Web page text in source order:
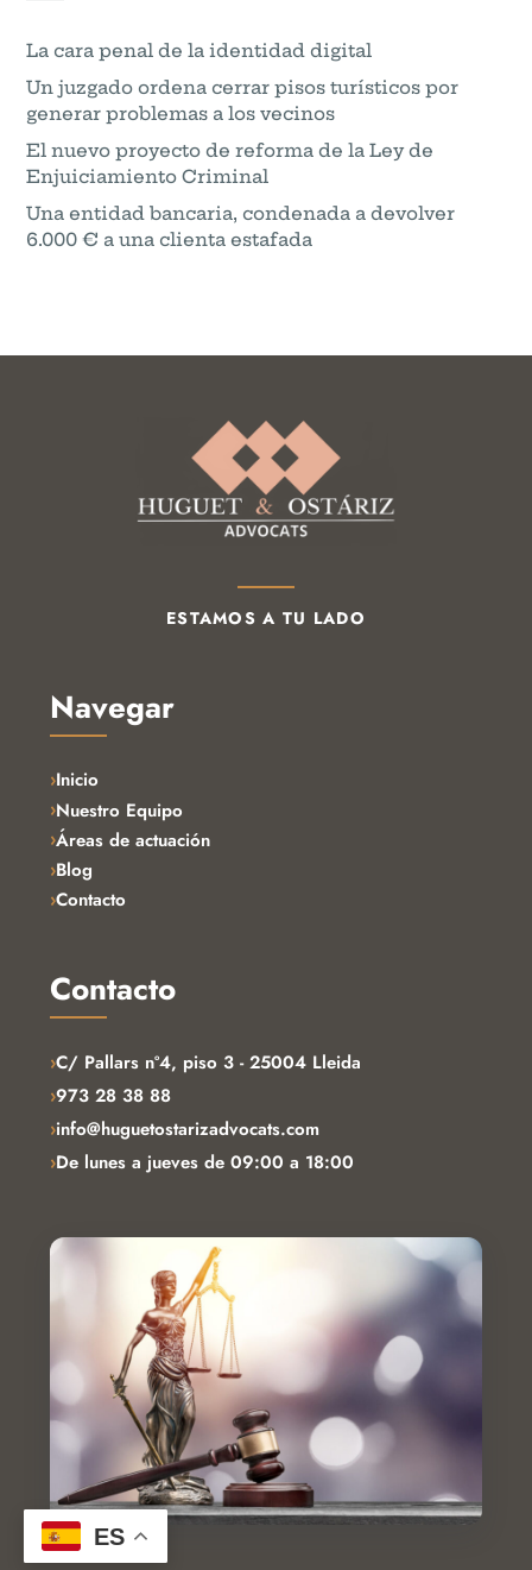
La cara penal de la identidad digital
Un juzgado ordena cerrar pisos turísticos por
generar problemas a los vecinos
El nuevo proyecto de reforma de la Ley de
Enjuiciamiento Criminal
Una entidad bancaria, condenada a devolver
6.000 € a una clienta estafada
ESTAMOS A TU LADO
Navegar
Inicio
Nuestro Equipo
Áreas de actuación
Blog
Contacto
Contacto
›C/ Pallars nº4, piso 3 - 25004 Lleida
›973 28 38 88
›info@huguetostarizadvocats.com
›De lunes a jueves de 09:00 a 18:00
ES